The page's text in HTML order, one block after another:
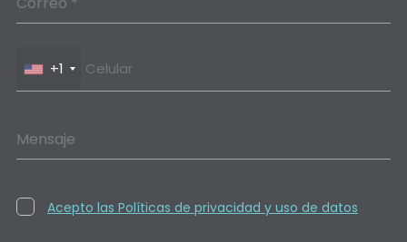
+1
Mensaje
Acepto las Políticas de privacidad y uso de datos